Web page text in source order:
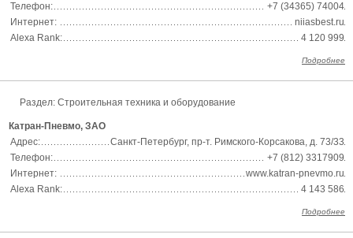
Телефон:
+7 (34365) 74004
Интернет:
niiasbest.ru
Alexa Rank:
4 120 999
Подробнее
Раздел: Строительная техника и оборудование
Катран-Пневмо, ЗАО
Адрес:
Санкт-Петербург, пр-т. Римского-Корсакова, д. 73/33
Телефон:
+7 (812) 3317909
Интернет:
www.katran-pnevmo.ru
Alexa Rank:
4 143 586
Подробнее